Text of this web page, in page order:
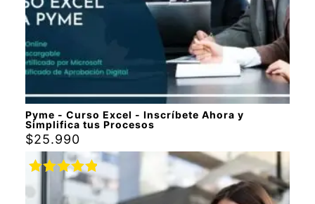
Pyme - Curso Excel - Inscríbete Ahora y
Simplifica tus Procesos
$25.990
Valorado
con
5.00de